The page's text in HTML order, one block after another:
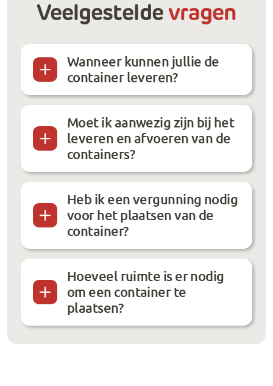
Veelgestelde vragen
Wanneer kunnen jullie de
container leveren?
Moet ik aanwezig zijn bij het
leveren en afvoeren van de
containers?
Heb ik een vergunning nodig
voor het plaatsen van de
container?
Hoeveel ruimte is er nodig
om een container te
plaatsen?